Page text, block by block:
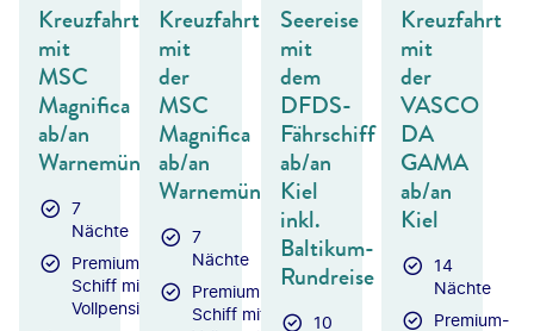
Kreuzfahrt
mit
MSC
Magnifica
ab/an
Warnemünde
7
Nächte
Premium-
Schiff mit
Vollpension
Kreuzfahrt
mit
der
MSC
Magnifica
ab/an
Warnemünde
7
Nächte
Premium-
Schiff mit
Seereise
mit
dem
DFDS-
Fährschiff
ab/an
Kiel
inkl.
Baltikum-
Rundreise
10
Kreuzfahrt
mit
der
VASCO
DA
GAMA
ab/an
Kiel
14
Nächte
Premium-